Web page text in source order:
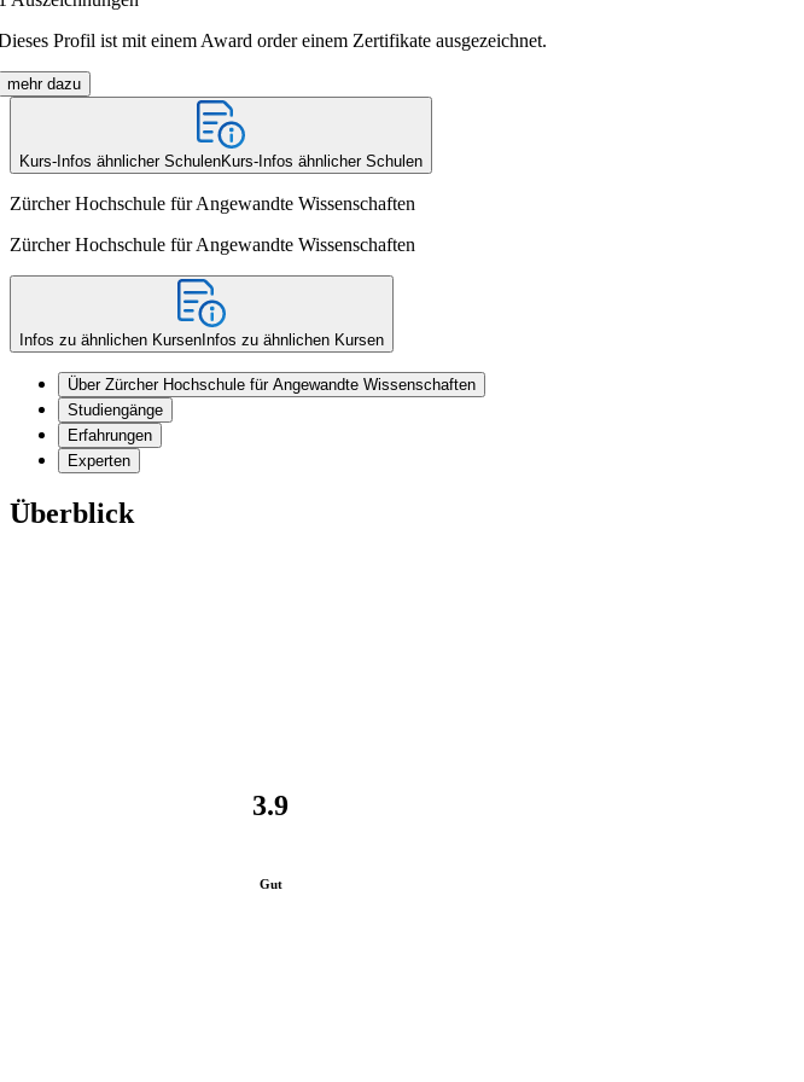
Profil ist mit einem Award order einem Zertifikate ausgezeichnet.
mehr dazu
Kurs-Infos ähnlicher SchulenKurs-Infos ähnlicher Schulen
Zürcher Hochschule für Angewandte Wissenschaften
Zürcher Hochschule für Angewandte Wissenschaften
Infos zu ähnlichen Kursen Infos zu ähnlichen Kursen
Über Zürcher Hochschule für Angewandte Wissenschaften
Studiengänge
Erfahrungen
Experten
Überblick
3.9
Gut